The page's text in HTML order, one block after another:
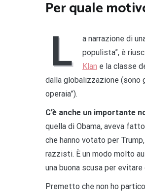
Per quale
L a narrazione di
populista”, è
Klan e la classe
dalla globalizzazione (sono
operaia”).
C’è anche un importante
quella di Obama, aveva
che hanno votato per
razzisti. È un modo molto
una buona scusa per
Premetto che non ho